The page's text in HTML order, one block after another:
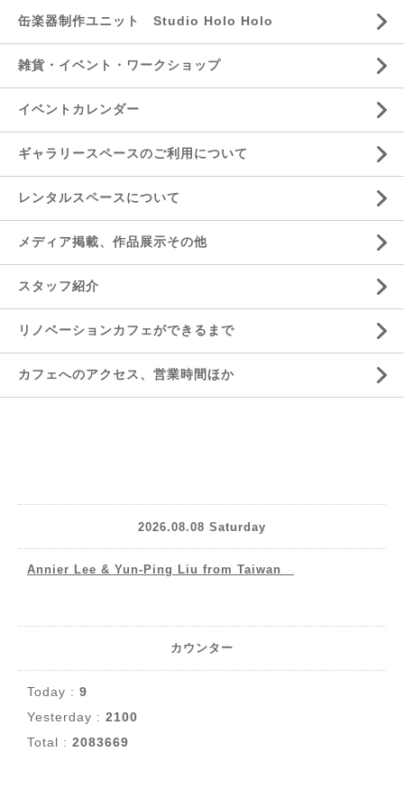
缶楽器制作ユニット Studio Holo Holo
雑貨・イベント・ワークショップ
イベントカレンダー
ギャラリースペースのご利用について
レンタルスペースについて
メディア掲載、作品展示その他
スタッフ紹介
リノベーションカフェができるまで
カフェへのアクセス、営業時間ほか
2026.08.08 Saturday
Annier Lee & Yun-Ping Liu from Taiwan
カウンター
Today : 9
Yesterday : 2100
Total : 2083669